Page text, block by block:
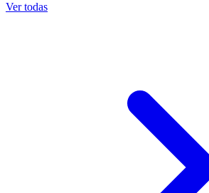
Ver todas